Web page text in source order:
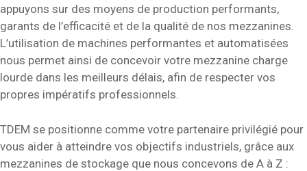
appuyons sur des moyens de production performants,
garants de l’efficacité et de la qualité de nos mezzanines.
L’utilisation de machines performantes et automatisées
nous permet ainsi de concevoir votre mezzanine charge
lourde dans les meilleurs délais, afin de respecter vos
propres impératifs professionnels.
TDEM se positionne comme votre partenaire privilégié pour
vous aider à atteindre vos objectifs industriels, grâce aux
mezzanines de stockage que nous concevons de A à Z :